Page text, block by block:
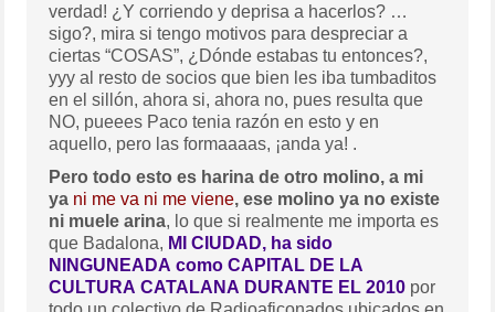
verdad! ¿Y corriendo y deprisa a hacerlos? …
sigo?, mira si tengo motivos para despreciar a
ciertas “COSAS”, ¿Dónde estabas tu entonces?,
yyy al resto de socios que bien les iba tumbaditos
en el sillón, ahora si, ahora no, pues resulta que
NO, pueees Paco tenia razón en esto y en
aquello, pero las formaaaas, ¡anda ya! .
Pero todo esto es harina de otro molino, a mi
ya ni me va ni me viene, ese molino ya no existe
ni muele arina, lo que si realmente me importa es
que Badalona, MI CIUDAD, ha sido
NINGUNEADA como CAPITAL DE LA
CULTURA CATALANA DURANTE EL 2010 por